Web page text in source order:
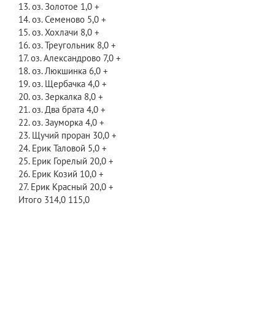
13. оз. Золотое 1,0 +
14. оз. Семеново 5,0 +
15. оз. Хохлачи 8,0 +
16. оз. Треугольник 8,0 +
17. оз. Александрово 7,0 +
18. оз. Люкшинка 6,0 +
19. оз. Щербачка 4,0 +
20. оз. Зеркалка 8,0 +
21. оз. Два брата 4,0 +
22. оз. Зауморка 4,0 +
23. Щучий проран 30,0 +
24. Ерик Таловой 5,0 +
25. Ерик Горелый 20,0 +
26. Ерик Козий 10,0 +
27. Ерик Красный 20,0 +
Итого 314,0 115,0